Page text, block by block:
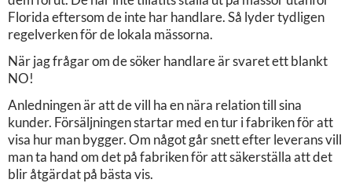
Florida eftersom de inte har handlare. Så lyder tydligen
regelverken för de lokala mässorna.
När jag frågar om de söker handlare är svaret ett blankt
NO!
Anledningen är att de vill ha en nära relation till sina
kunder. Försäljningen startar med en tur i fabriken för att
visa hur man bygger. Om något går snett efter leverans vill
man ta hand om det på fabriken för att säkerställa att det
blir åtgärdat på bästa vis.